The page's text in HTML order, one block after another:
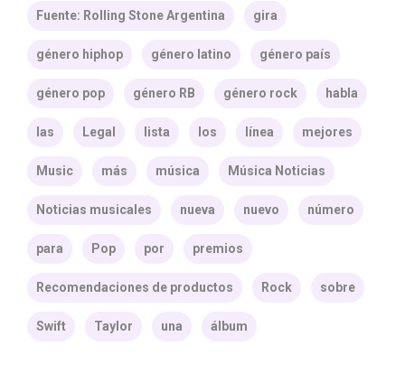
Fuente: Rolling Stone Argentina gira
género hiphop género latino género país
género pop género RB género rock habla
las Legal lista los línea mejores
Music más música Música Noticias
Noticias musicales nueva nuevo número
para Pop por premios
Recomendaciones de productos Rock sobre
Swift Taylor una álbum